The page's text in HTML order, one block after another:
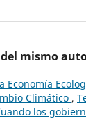
mismo
Economía
Climático ,
los